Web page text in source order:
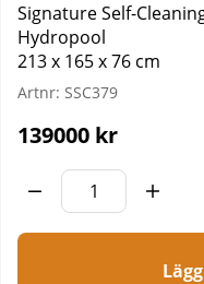
Signature Self-
Hydropool
213 x 165 x 76 cm
Artnr: SSC379
139000 kr